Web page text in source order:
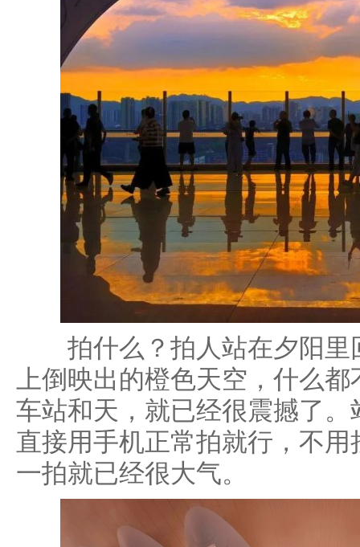
拍什么？拍人站在夕阳里
上倒映出的橙色天空，什么
车站和天，就已经很震撼了
直接用手机正常拍就行，不
一拍就已经很大气。